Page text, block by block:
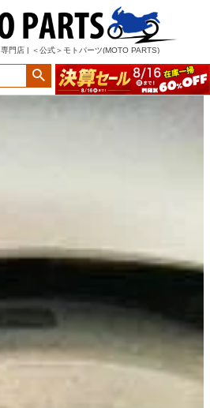
専門店 | ＜公式＞モトパーツ(MOTO PARTS)